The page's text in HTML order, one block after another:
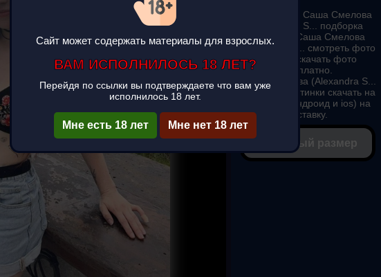
▶
Фотографии Саша Смелова
(Alexandra S... подборка
картинок, Саша Смелова
(Alexandra S... смотреть фото
онлайн, скачать фото
бесплатно.
Саша Смелова (Alexandra S...
красивые картинки скачать на
телефон (андроид и ios) на
заставку.
✔ Полный размер
Сайт может содержать материалы для взрослых.
ВАМ ИСПОЛНИЛОСЬ 18 ЛЕТ?
Перейдя по ссылки вы подтверждаете что вам уже
исполнилось 18 лет.
Мне есть 18 лет Мне нет 18 лет